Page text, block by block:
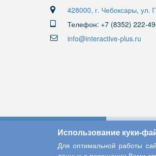
428000, г. Чебоксары, ул.
Телефон: +7 (8352) 222-
info@interactive-plus.ru
Использование куки-
Для оптимальной работы